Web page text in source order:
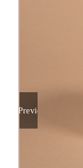
Previous